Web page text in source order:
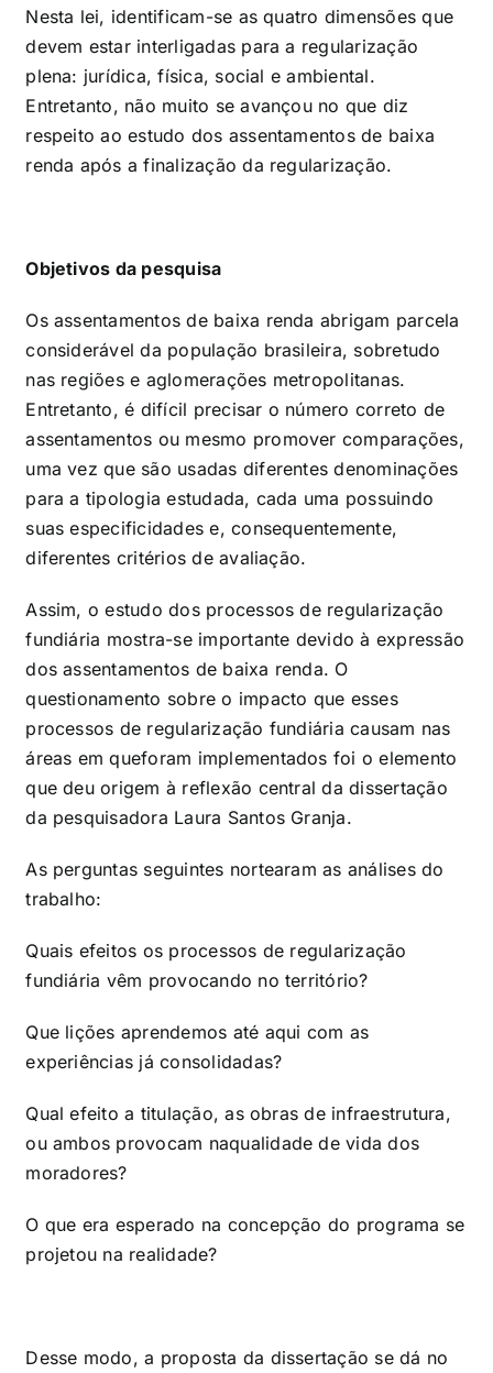
Nesta lei, identificam-se as quatro dimensões que
devem estar interligadas para a regularização
plena: jurídica, física, social e ambiental.
Entretanto, não muito se avançou no que diz
respeito ao estudo dos assentamentos de baixa
renda após a finalização da regularização.
Objetivos da pesquisa
Os assentamentos de baixa renda abrigam parcela
considerável da população brasileira, sobretudo
nas regiões e aglomerações metropolitanas.
Entretanto, é difícil precisar o número correto de
assentamentos ou mesmo promover comparações,
uma vez que são usadas diferentes denominações
para a tipologia estudada, cada uma possuindo
suas especificidades e, consequentemente,
diferentes critérios de avaliação.
Assim, o estudo dos processos de regularização
fundiária mostra-se importante devido à expressão
dos assentamentos de baixa renda. O
questionamento sobre o impacto que esses
processos de regularização fundiária causam nas
áreas em queforam implementados foi o elemento
que deu origem à reflexão central da dissertação
da pesquisadora Laura Santos Granja.
As perguntas seguintes nortearam as análises do
trabalho:
Quais efeitos os processos de regularização
fundiária vêm provocando no território?
Que lições aprendemos até aqui com as
experiências já consolidadas?
Qual efeito a titulação, as obras de infraestrutura,
ou ambos provocam naqualidade de vida dos
moradores?
O que era esperado na concepção do programa se
projetou na realidade?
Desse modo, a proposta da dissertação se dá no